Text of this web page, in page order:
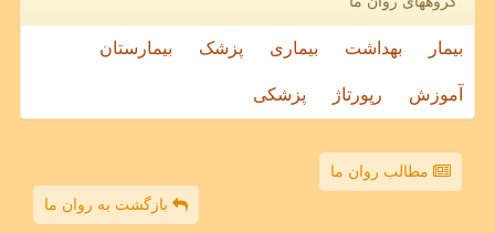
بیمار بهداشت بیماری پزشک بیمارستان
آموزش رپورتاژ پزشکی
مطالب روان ما
بازگشت به روان ما